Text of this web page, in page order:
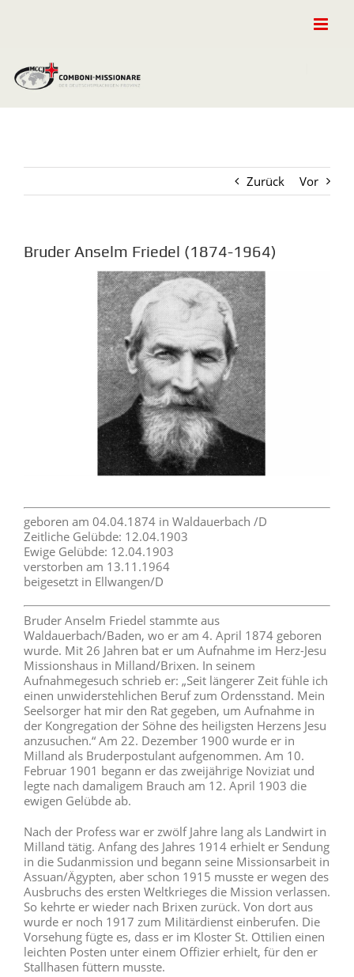
Zurück Vor
Bruder Anselm Friedel (1874-1964)
geboren am 04.04.1874 in Waldauerbach /D
Zeitliche Gelübde: 12.04.1903
Ewige Gelübde: 12.04.1903
verstorben am 13.11.1964
beigesetzt in Ellwangen/D
Bruder Anselm Friedel stammte aus
Waldauerbach/Baden, wo er am 4. April 1874 geboren
wurde. Mit 26 Jahren bat er um Aufnahme im Herz-Jesu
Missionshaus in Milland/Brixen. In seinem
Aufnahmegesuch schrieb er: „Seit längerer Zeit fühle ich
einen unwiderstehlichen Beruf zum Ordensstand. Mein
Seelsorger hat mir den Rat gegeben, um Aufnahme in
der Kongregation der Söhne des heiligsten Herzens Jesu
anzusuchen.“ Am 22. Dezember 1900 wurde er in
Milland als Bruderpostulant aufgenommen. Am 10.
Februar 1901 begann er das zweijährige Noviziat und
legte nach damaligem Brauch am 12. April 1903 die
ewigen Gelübde ab.
Nach der Profess war er zwölf Jahre lang als Landwirt in
Milland tätig. Anfang des Jahres 1914 erhielt er Sendung
in die Sudanmission und begann seine Missionsarbeit in
Assuan/Ägypten, aber schon 1915 musste er wegen des
Ausbruchs des ersten Weltkrieges die Mission verlassen.
So kehrte er wieder nach Brixen zurück. Von dort aus
wurde er noch 1917 zum Militärdienst einberufen. Die
Vorsehung fügte es, dass er im Kloster St. Ottilien einen
leichten Posten unter einem Offizier erhielt, für den er
Stallhasen füttern musste.